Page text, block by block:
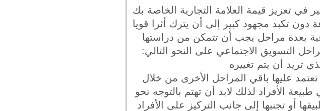
تعزيز قيمة العلامة التجارية الخاصة بك
تكبد مجهود كبير إلى أن يترك أثرا قويا
بعدة مراحل يجب أن تتمكن من دراستها
التسويق الاجتماعي على النحو التالي:
تريد أن يتم تغييره
عليها باقي المراحل الأخرى من خلال
الأفراد لذلك لابد أن تهتم بالتوجه نحو
أو تجنبها إلى جانب التركيز على الأفراد